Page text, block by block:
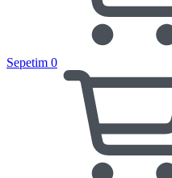
Sepetim 0